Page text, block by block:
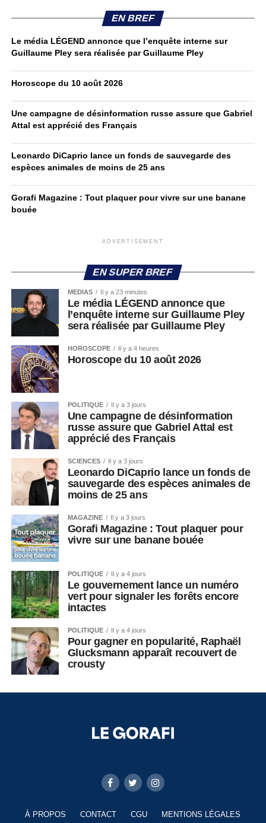
EN BREF
Le média LÉGEND annonce que l’enquête interne sur
Guillaume Pley sera réalisée par Guillaume Pley
Horoscope du 10 août 2026
Une campagne de désinformation russe assure que Gabriel
Attal est apprécié des Français
Leonardo DiCaprio lance un fonds de sauvegarde des
espèces animales de moins de 25 ans
Gorafi Magazine : Tout plaquer pour vivre sur une banane
bouée
ADVERTISEMENT
EN SUPER BREF
MEDIAS Il y a 23 minutes
Le média LÉGEND annonce que
l’enquête interne sur Guillaume Pley
sera réalisée par Guillaume Pley
HOROSCOPE Il y a 4 heures
Horoscope du 10 août 2026
POLITIQUE Il y a 3 jours
Une campagne de désinformation
russe assure que Gabriel Attal est
apprécié des Français
SCIENCES Il y a 3 jours
Leonardo DiCaprio lance un fonds de
sauvegarde des espèces animales de
moins de 25 ans
MAGAZINE Il y a 3 jours
Gorafi Magazine : Tout plaquer pour
vivre sur une banane bouée
POLITIQUE Il y a 4 jours
Le gouvernement lance un numéro
vert pour signaler les forêts encore
intactes
POLITIQUE Il y a 4 jours
Pour gagner en popularité, Raphaël
Glucksmann apparaît recouvert de
crousty
À PROPOS CONTACT CGU MENTIONS LÉGALES